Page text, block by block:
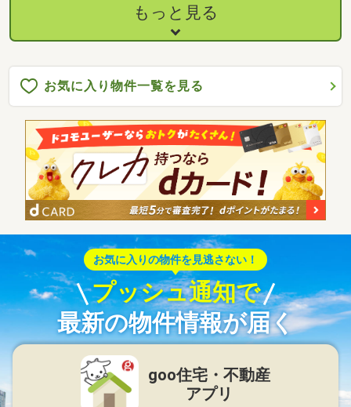
た空間を維持!■お風呂は広々18×18の浴室乾燥機付き！
もっと見る
お気に入り物件一覧を見る
お気に入りの物件を見逃さない！
プッシュ通知で
最新の物件情報が届く
goo住宅・不動産
アプリ